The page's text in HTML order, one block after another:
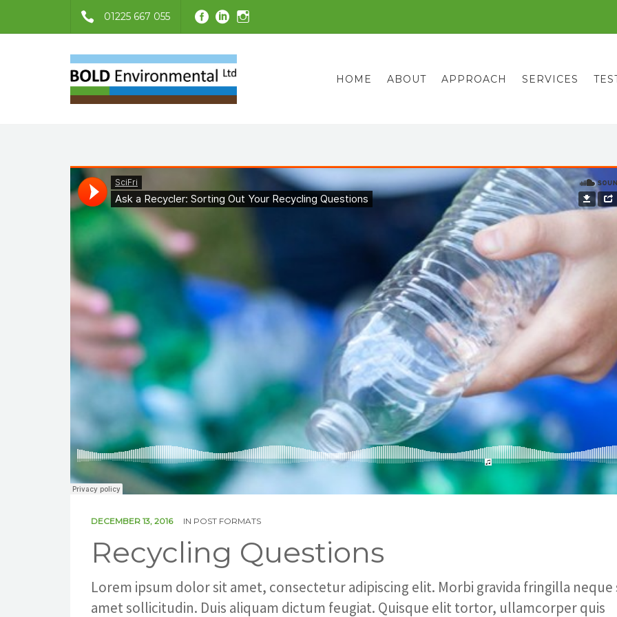
01225 667 055
HOME ABOUT APPROACH SERVICES
DECEMBER 13, 2016 IN POST FORMATS
Recycling Questions
Lorem ipsum dolor sit amet, consectetur adipiscing elit. Morbi gravida fringilla neque
amet sollicitudin. Duis aliquam dictum feugiat. Quisque elit tortor, ullamcorper quis